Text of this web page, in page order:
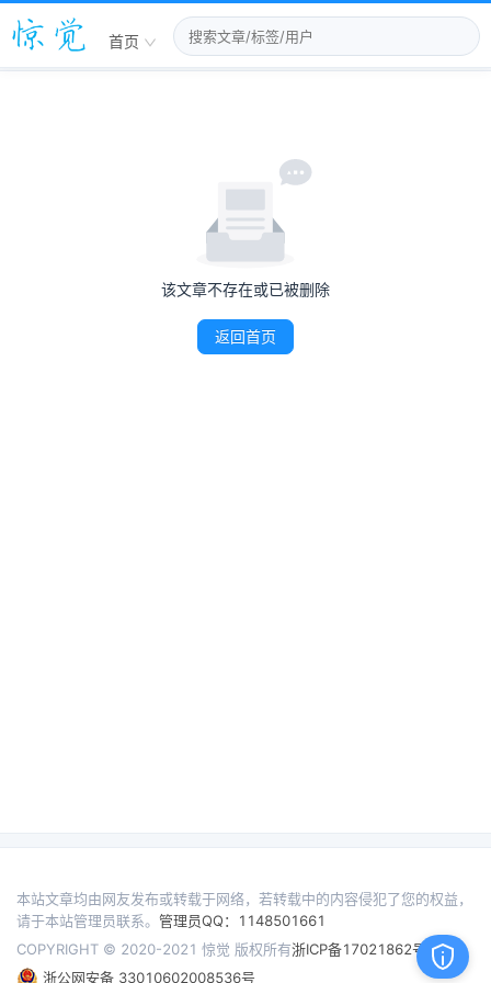
首页
该文章不存在或已被删除
返回首页
本站文章均由网友发布或转载于网络，若转载中的内容侵犯了您的权益，
请于本站管理员联系。 管理员QQ：1148501661
COPYRIGHT © 2020-2021 惊觉 版权所有浙ICP备17021862号
浙公网安备 33010602008536号